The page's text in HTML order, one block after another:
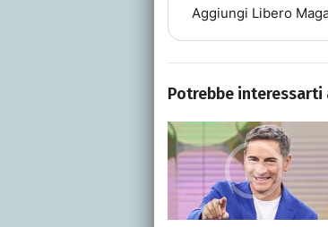
Aggiungi Libero
Potrebbe interessarti